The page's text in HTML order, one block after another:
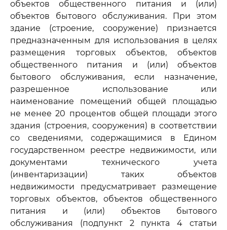
объектов общественного питания и (или)
объектов бытового обслуживания. При этом
здание (строение, сооружение) признается
предназначенным для использования в целях
размещения торговых объектов, объектов
общественного питания и (или) объектов
бытового обслуживания, если назначение,
разрешенное использование или
наименование помещений общей площадью
не менее 20 процентов общей площади этого
здания (строения, сооружения) в соответствии
со сведениями, содержащимися в Едином
государственном реестре недвижимости, или
документами технического учета
(инвентаризации) таких объектов
недвижимости предусматривает размещение
торговых объектов, объектов общественного
питания и (или) объектов бытового
обслуживания (подпункт 2 пункта 4 статьи